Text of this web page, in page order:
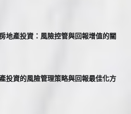
地產投資：風險控管與回報增值的關
投資的風險管理策略與回報最佳化方